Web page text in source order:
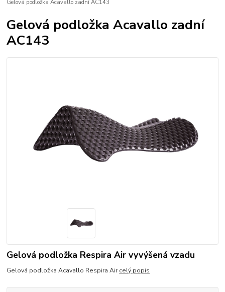
Gelová podložka Acavallo zadní AC143
Gelová podložka Acavallo zadní
AC143
Gelová podložka Respira Air vyvýšená vzadu
Gelová podložka Acavallo Respira Aircelý popis